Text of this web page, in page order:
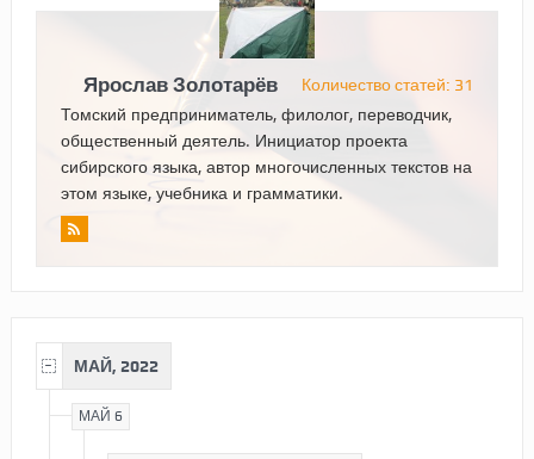
Ярослав Золотарёв Количество статей: 31
Томский предприниматель, филолог, переводчик,
общественный деятель. Инициатор проекта
сибирского языка, автор многочисленных текстов на
этом языке, учебника и грамматики.
МАЙ, 2022
МАЙ 6